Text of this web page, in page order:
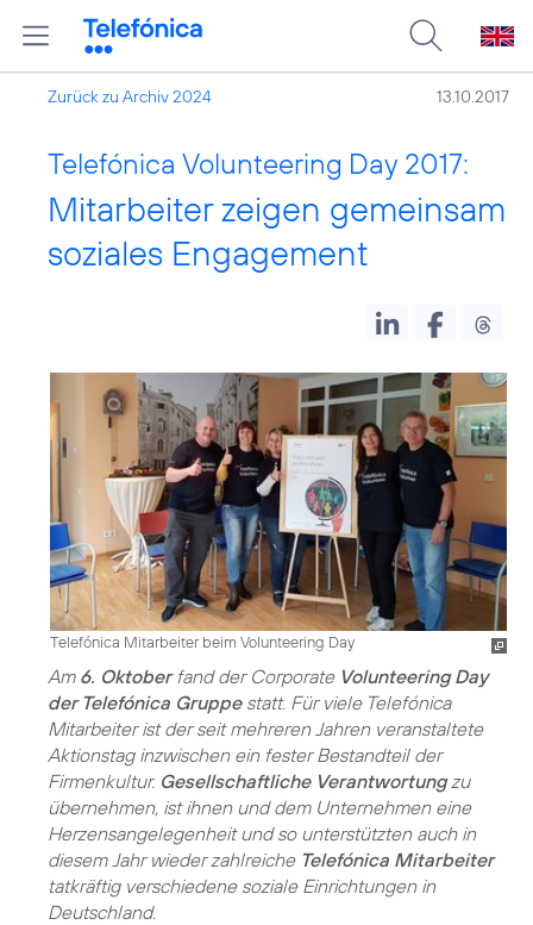
Zurück zu Archiv 2024 13.10.2017
Telefónica Volunteering Day 2017:
Mitarbeiter zeigen gemeinsam
soziales Engagement
Telefónica Mitarbeiter beim Volunteering Day
Am 6. Oktoberfand der Corporate Volunteering Day
der Telefónica Gruppestatt. Für viele Telefónica
Mitarbeiter ist der seit mehreren Jahren veranstaltete
Aktionstag inzwischen ein fester Bestandteil der
Firmenkultur. Gesellschaftliche Verantwortungzu
übernehmen, ist ihnen und dem Unternehmen eine
Herzensangelegenheit und so unterstützten auch in
diesem Jahr wieder zahlreiche Telefónica Mitarbeiter
tatkräftig verschiedene soziale Einrichtungen in
Deutschland.